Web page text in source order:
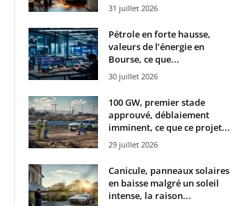
31 juillet 2026
Pétrole en forte hausse,
valeurs de l’énergie en
Bourse, ce que...
30 juillet 2026
100 GW, premier stade
approuvé, déblaiement
imminent, ce que ce projet...
29 juillet 2026
Canicule, panneaux solaires
en baisse malgré un soleil
intense, la raison...